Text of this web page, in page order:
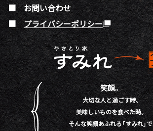
お問い合わせ
プライバシーポリシー
笑顔。
大切な人と過ごす時、
美味しいものを食べた時。
そんな笑顔あふれる「すみれ」で